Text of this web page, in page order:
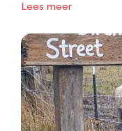
Lees meer